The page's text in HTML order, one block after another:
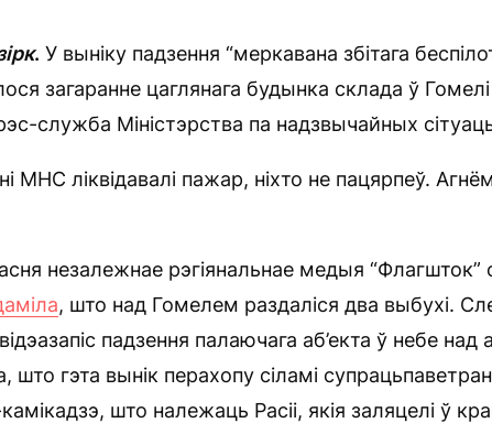
. У выніку падзення “меркавана збітага
загаранне цаглянага будынка склада ў Гомелі
служба Міністэрства па надзвычайных
МНС ліквідавалі пажар, ніхто не пацярпеў.
незалежнае рэгіянальнае медыя “Флагшток”
, што над Гомелем раздаліся два выбухі.
падзення палаючага аб’екта ў небе
што гэта вынік перахопу сіламі
што належаць Расіі, якія заляцелі ў